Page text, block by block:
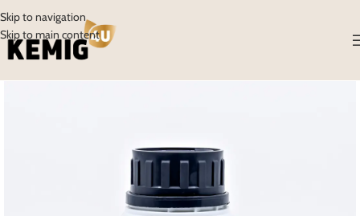
Skip to navigation
Skip to main content